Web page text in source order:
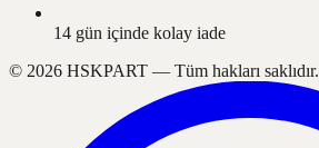
14 gün içinde kolay iade
© 2026 HSKPART — Tüm hakları saklıdır.